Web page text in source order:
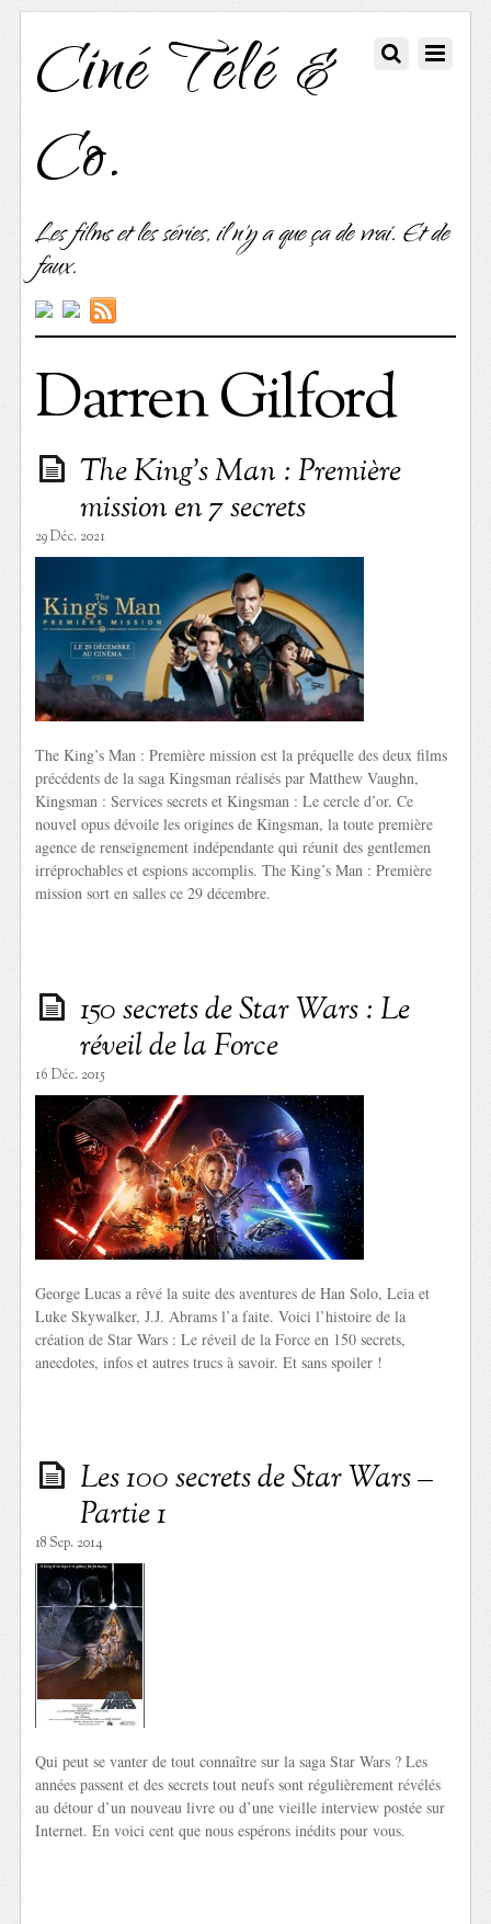
Ciné Télé &
Co.
Les films et les séries, il n'y a que ça de vrai. Et de
faux.
Darren Gilford
The King’s Man : Première
mission en 7 secrets
29 Déc. 2021
The King’s Man : Première mission est la préquelle des deux films
précédents de la saga Kingsman réalisés par Matthew Vaughn,
Kingsman : Services secrets et Kingsman : Le cercle d’or. Ce
nouvel opus dévoile les origines de Kingsman, la toute première
agence de renseignement indépendante qui réunit des gentlemen
irréprochables et espions accomplis. The King’s Man : Première
mission sort en salles ce 29 décembre.
150 secrets de Star Wars : Le
réveil de la Force
16 Déc. 2015
George Lucas a rêvé la suite des aventures de Han Solo, Leia et
Luke Skywalker, J.J. Abrams l’a faite. Voici l’histoire de la
création de Star Wars : Le réveil de la Force en 150 secrets,
anecdotes, infos et autres trucs à savoir. Et sans spoiler !
Les 100 secrets de Star Wars –
Partie 1
18 Sep. 2014
Qui peut se vanter de tout connaître sur la saga Star Wars ? Les
années passent et des secrets tout neufs sont régulièrement révélés
au détour d’un nouveau livre ou d’une vieille interview postée sur
Internet. En voici cent que nous espérons inédits pour vous.